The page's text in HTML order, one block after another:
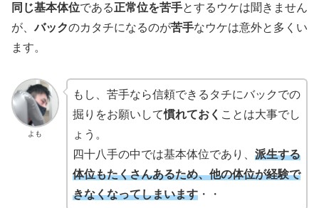
同じ基本体位である正常位を苦手とするウケは聞きません
が、バックのカタチになるのが苦手なウケは意外と多くい
ます。
よも
もし、苦手なら信頼できるタチにバックでの
掘りをお願いして慣れておく ことは大事でし
ょう。
四十八手の中では基本体位であり、 派生する
体位もたくさんあるため、他の体位が経験で
きなくなってしまいます・・